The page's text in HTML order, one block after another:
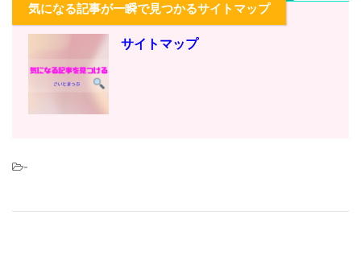
気になる記事が一瞬で見つかるサイトマップ
サイトマップ
-